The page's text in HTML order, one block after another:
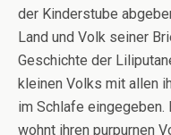
der Kinderstube
Land und Volk seiner
Geschichte der
kleinen Volks mit allen
im Schlafe eingegeben.
wohnt ihren purpurnen